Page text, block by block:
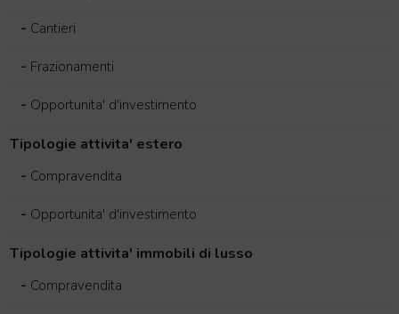
- Cantieri
- Frazionamenti
- Opportunita' d'investimento
Tipologie attivita' estero
- Compravendita
- Opportunita' d'investimento
Tipologie attivita' immobili di lusso
- Compravendita